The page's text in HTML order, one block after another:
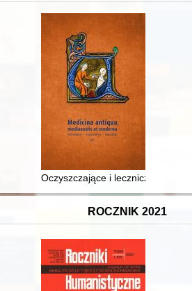
na przełomie XV i XVI wieku
: studia o sowieckim prawie terroru
Oczyszczające i lecznicze
ROCZNIK 2021